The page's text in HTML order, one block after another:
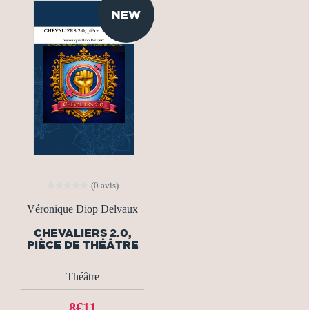
NEW
(0 avis)
Véronique Diop Delvaux
CHEVALIERS 2.0,
PIÈCE DE THÉÂTRE
Théâtre